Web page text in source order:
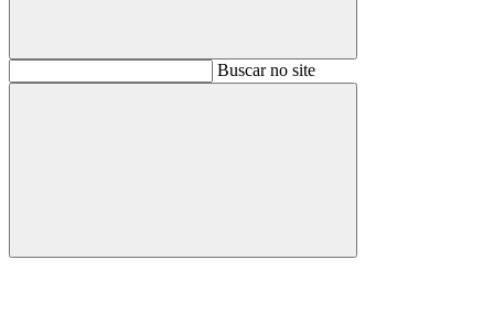
BuscarBuscar no site
Buscar